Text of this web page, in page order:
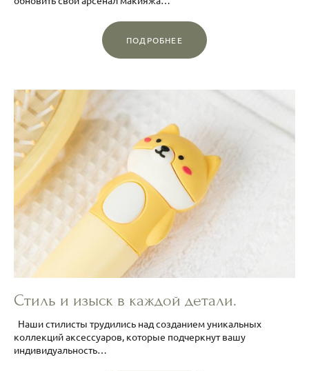
ПОДРОБНЕЕ
Стиль и изыск в каждой детали.
Наши стилисты трудились над созданием уникальных
коллекций аксессуаров, которые подчеркнут вашу
индивидуальность…